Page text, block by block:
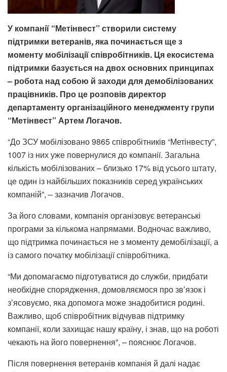
У компанії “Метінвест” створили систему
підтримки ветеранів, яка починається ще з
моменту мобілізації співробітників. Ця екосистема
підтримки базується на двох основних принципах
– робота над собою й заходи для демобілізованих
працівників. Про це розповів директор
департаменту організаційного менеджменту групи
“Метінвест” Артем Логачов.
“До ЗСУ мобілізовано 9865 співробітників “Метінвесту”,
1007 із них уже повернулися до компанії. Загальна
кількість мобілізованих – близько 17% від усього штату,
це один із найбільших показників серед українських
компаній”, – зазначив Логачов.
За його словами, компанія організовує ветеранські
програми за кількома напрямами. Водночас важливо,
що підтримка починається не з моменту демобілізації, а
із самого початку мобілізації співробітника.
“Ми допомагаємо підготуватися до служби, придбати
необхідне спорядження, домовляємося про зв’язок і
з’ясовуємо, яка допомога може знадобитися родині.
Важливо, щоб співробітник відчував підтримку
компанії, коли захищає нашу країну, і знав, що на роботі
чекають на його повернення”, – пояснює Логачов.
Після повернення ветеранів компанія й далі надає